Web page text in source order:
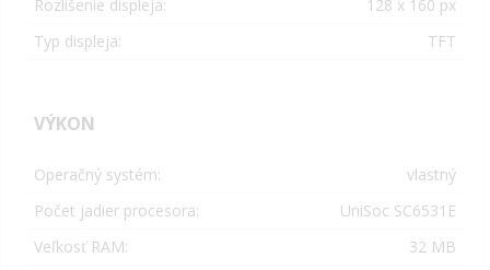
Rozlíšenie displeja:
128 x 160 px
Typ displeja:
TFT
VÝKON
Operačný systém:
vlastný
Počet jadier procesora:
UniSoc SC6531E
Veľkosť RAM:
32 MB